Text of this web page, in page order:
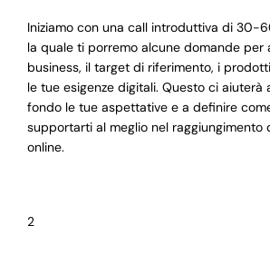
Iniziamo con una call introduttiva di 30-
la quale ti porremo alcune domande
business, il target di riferimento, i
le tue esigenze digitali. Questo ci aiuterà
fondo le tue aspettative e a definire
supportarti al meglio nel raggiungimento
online.
2